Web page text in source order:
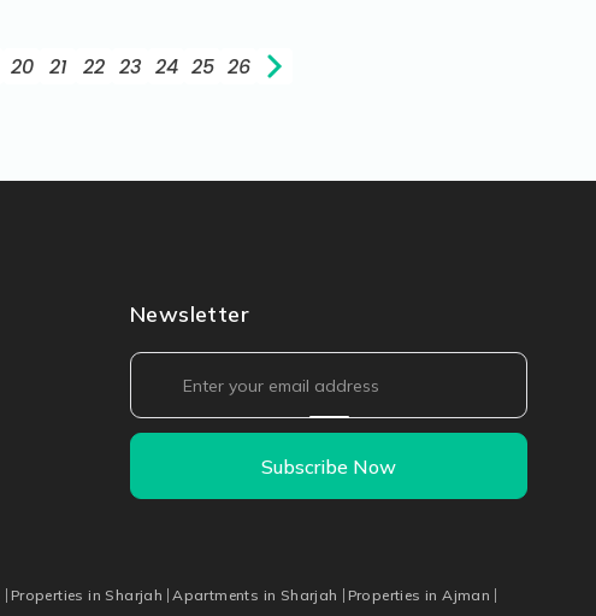
20 21 22 23 24 25 26
Newsletter
Subscribe Now
Properties in Sharjah Apartments in Sharjah
Properties in Ajman